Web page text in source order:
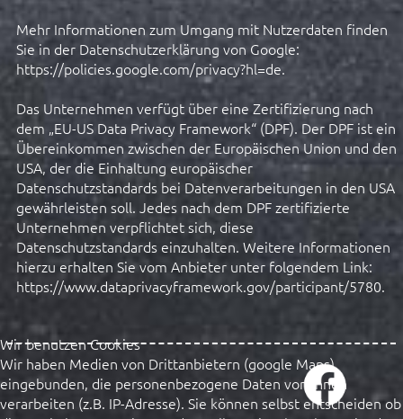
Mehr Informationen zum Umgang mit Nutzerdaten finden
Sie in der Datenschutzerklärung von Google:
https://policies.google.com/privacy?hl=de.
Das Unternehmen verfügt über eine Zertifizierung nach
dem „EU-US Data Privacy Framework“ (DPF). Der DPF ist ein
Übereinkommen zwischen der Europäischen Union und den
USA, der die Einhaltung europäischer
Datenschutzstandards bei Datenverarbeitungen in den USA
gewährleisten soll. Jedes nach dem DPF zertifizierte
Unternehmen verpflichtet sich, diese
Datenschutzstandards einzuhalten. Weitere Informationen
hierzu erhalten Sie vom Anbieter unter folgendem Link:
https://www.dataprivacyframework.gov/participant/5780.
Wir benutzen Cookies
Wir haben Medien von Drittanbietern (google Maps)
eingebunden, die personenbezogene Daten von Ihnen
verarbeiten (z.B. IP-Adresse). Sie können selbst entscheiden ob